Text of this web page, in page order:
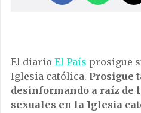
El diario El País prosigue
Iglesia católica. Prosigue
desinformando a raíz de
sexuales en la Iglesia